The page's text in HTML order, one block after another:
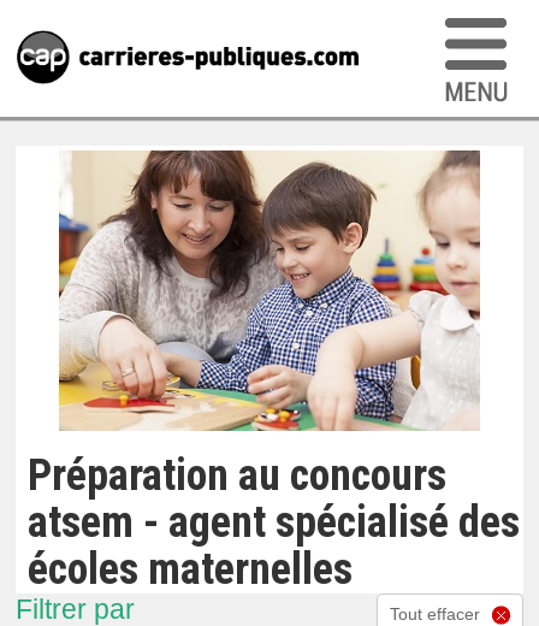
Préparation au concours
atsem - agent spécialisé des
écoles maternelles
Filtrer par Tout effacer